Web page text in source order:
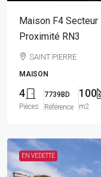
Maison F4
Proximité RN3
SAINT PIERRE
MAISON
4
Pièces
7739BD
Référence
100
m2
EN VEDETTE